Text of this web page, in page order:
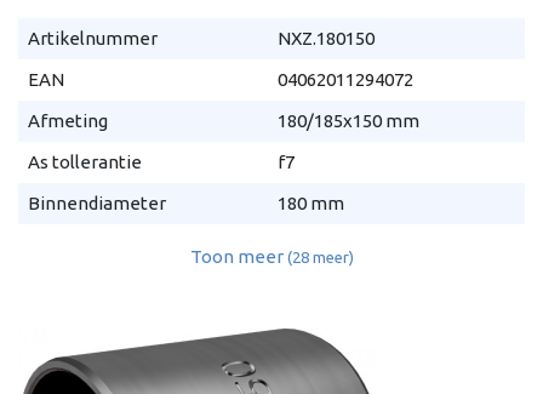
Artikelnummer
NXZ.180150
EAN
04062011294072
Afmeting
180/185x150 mm
As tollerantie
f7
Binnendiameter
180 mm
Toon meer (28 meer)